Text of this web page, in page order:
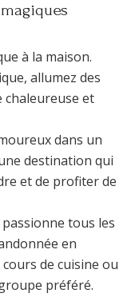
à la maison.
allumez des
chaleureuse et
dans un
destination qui
et de profiter de
tous les
en
de cuisine ou
préféré.